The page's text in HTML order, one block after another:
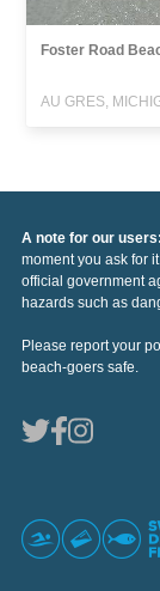
Foster Road
AU GRES,
A note for our users:
moment you ask for
official government
hazards such as
Please report your
beach-goers safe.